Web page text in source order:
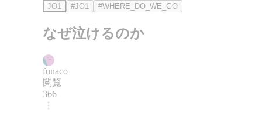
JO1 #JO1 #WHERE_DO_WE_GO
なぜ泣けるのか
funaco
閲覧
366